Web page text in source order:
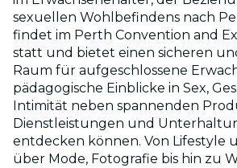
sexuellen Wohlbefindens nach
findet im Perth Convention and
statt und bietet einen sicheren
Raum für aufgeschlossene
pädagogische Einblicke in Sex,
Intimität neben spannenden
Dienstleistungen und
entdecken können. Von Lifestyle
über Mode, Fotografie bis hin zu